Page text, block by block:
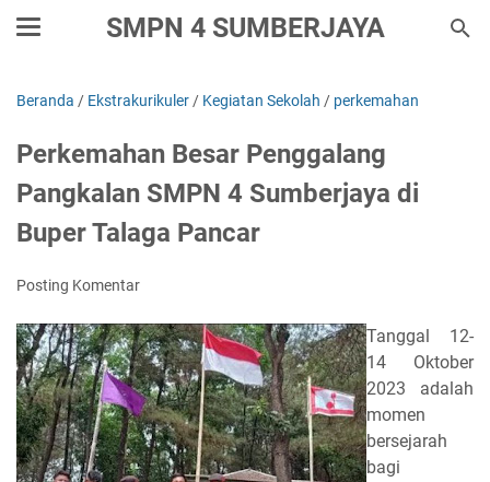
SMPN 4 SUMBERJAYA
Beranda / Ekstrakurikuler / Kegiatan Sekolah / perkemahan
Perkemahan Besar Penggalang
Pangkalan SMPN 4 Sumberjaya di
Buper Talaga Pancar
Posting Komentar
Tanggal 12-
14 Oktober
2023 adalah
momen
bersejarah
bagi